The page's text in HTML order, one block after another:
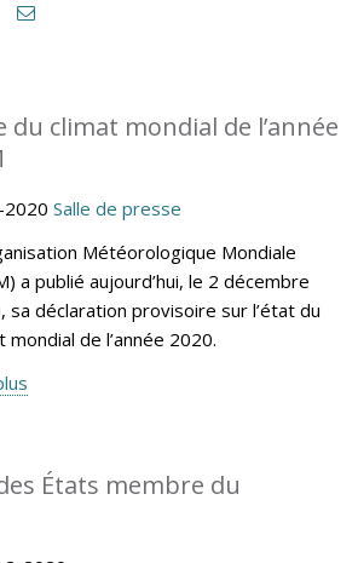
du climat mondial de l’année
Salle de presse
Météorologique Mondiale
a publié aujourd’hui, le 2 décembre
sa déclaration provisoire sur l’état du
mondial de l’année 2020.
États membre du